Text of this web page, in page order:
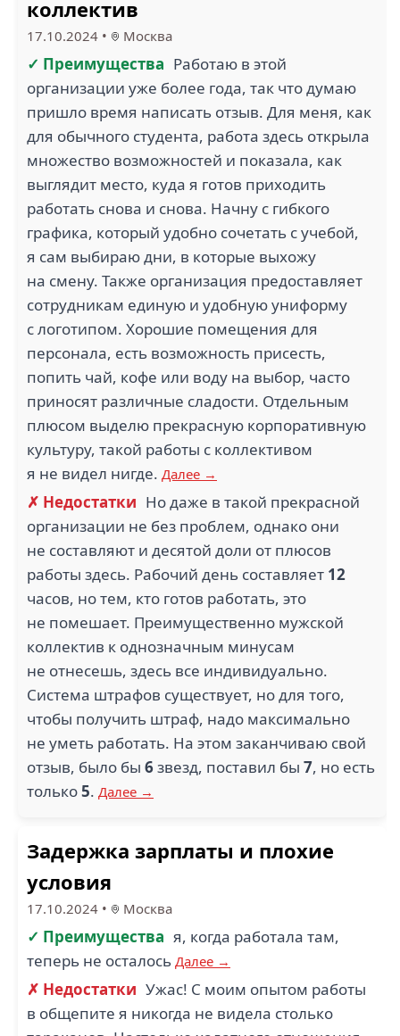
коллектив
17.10.2024 • Москва
✓ Преимущества Работаю в этой
организации уже более года, так что думаю
пришло время написать отзыв. Для меня, как
для обычного студента, работа здесь открыла
множество возможностей и показала, как
выглядит место, куда я готов приходить
работать снова и снова. Начну с гибкого
графика, который удобно сочетать с учебой,
я сам выбираю дни, в которые выхожу
на смену. Также организация предоставляет
сотрудникам единую и удобную униформу
с логотипом. Хорошие помещения для
персонала, есть возможность присесть,
попить чай, кофе или воду на выбор, часто
приносят различные сладости. Отдельным
плюсом выделю прекрасную корпоративную
культуру, такой работы с коллективом
я не видел нигде. Далее →
✗ Недостатки Но даже в такой прекрасной
организации не без проблем, однако они
не составляют и десятой доли от плюсов
работы здесь. Рабочий день составляет 12
часов, но тем, кто готов работать, это
не помешает. Преимущественно мужской
коллектив к однозначным минусам
не отнесешь, здесь все индивидуально.
Система штрафов существует, но для того,
чтобы получить штраф, надо максимально
не уметь работать. На этом заканчиваю свой
отзыв, было бы 6 звезд, поставил бы 7, но есть
только5. Далее →
Задержка зарплаты и плохие
условия
17.10.2024 • Москва
✓ Преимущества я, когда работала там,
теперь не осталось Далее →
✗ Недостатки Ужас! С моим опытом работы
в общепите я никогда не видела столько